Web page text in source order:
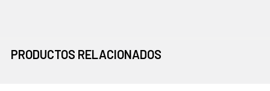
PRODUCTOS RELACIONADOS